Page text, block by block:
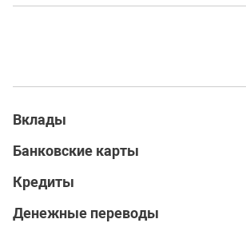
Вклады
Банковские карты
Кредиты
Денежные переводы